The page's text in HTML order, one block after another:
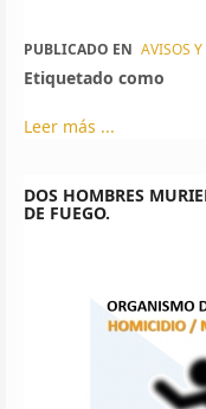
PUBLICADO EN AVISOS
Etiquetado como
Leer más ...
DOS HOMBRES
DE FUEGO.